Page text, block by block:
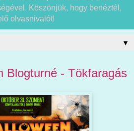
Köszönjük, hogy benéztél,
olvasnivalót!
▼
Blogturné - Tökfaragás